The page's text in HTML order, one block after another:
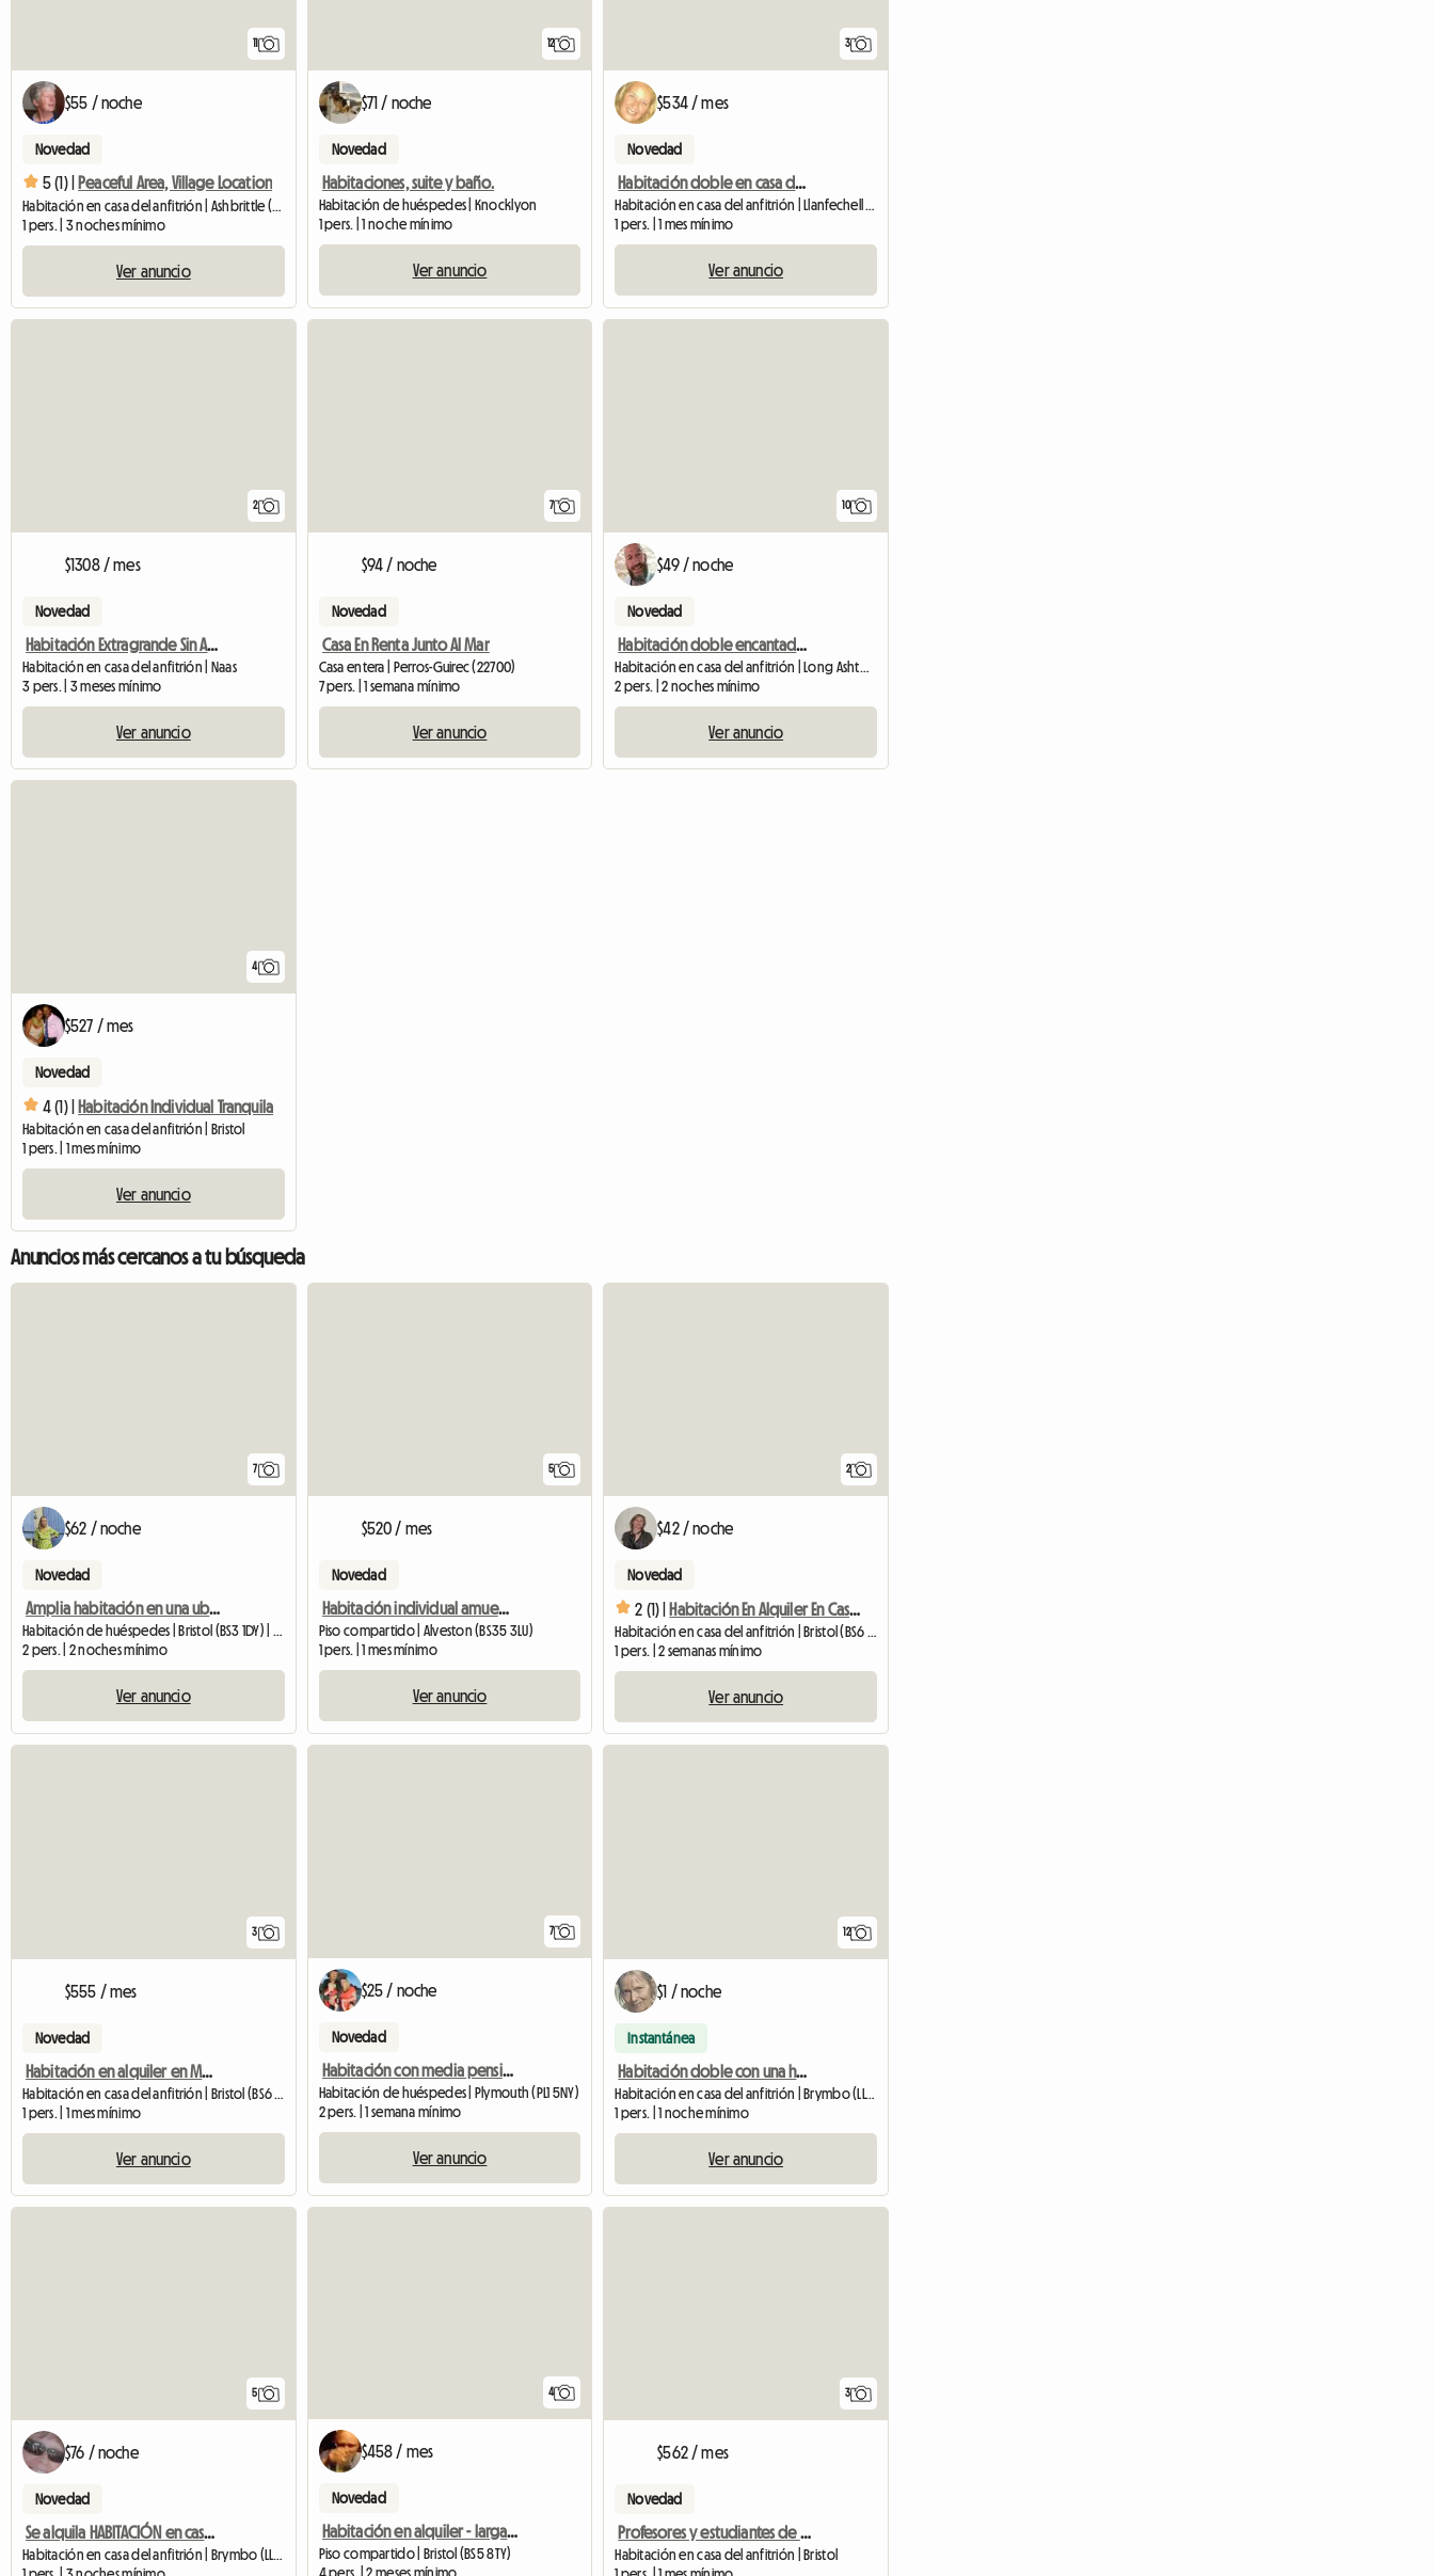
11
$55 / noche
Novedad
5 (1) | Peaceful Area, Village Location
1 pers. | 3 noches mínimo
Ver anuncio
12
$71 / noche
Novedad
Habitaciones, suite y baño.
Habitación de huéspedes | Knocklyon
1 pers. | 1 noche mínimo
Ver anuncio
3
$534 / mes
Novedad
Habitación doble en casa de campo cerca de Cemaes.
1 pers. | 1 mes mínimo
Ver anuncio
2
$1308 / mes
Novedad
Habitación Extragrande Sin Amueblar Disponible En El Centro De La Ciudad De Naas
Habitación en casa del anfitrión | Naas
3 pers. | 3 meses mínimo
Ver anuncio
7
$94 / noche
Novedad
Casa En Renta Junto Al Mar
Casa entera | Perros-Guirec (22700)
7 pers. | 1 semana mínimo
Ver anuncio
10
$49 / noche
Novedad
Habitación doble encantadora y tranquila en un pueblo cerca de Bristol
Habitación en casa del anfitrión | Long Ashton (BS41 9FE)
2 pers. | 2 noches mínimo
Ver anuncio
4
$527 / mes
Novedad
4 (1) | Habitación Individual Tranquila
Habitación en casa del anfitrión | Bristol
1 pers. | 1 mes mínimo
Ver anuncio
Anuncios más cercanos a tu búsqueda
7
$62 / noche
Novedad
Amplia habitación en una ubicación fantástica, Bristol centro
Habitación de huéspedes | Bristol (BS3 1DY) | 5 M2
2 pers. | 2 noches mínimo
Ver anuncio
5
$520 / mes
Novedad
Habitación individual amueblada. Disponible de inmediato.
Piso compartido | Alveston (BS35 3LU)
1 pers. | 1 mes mínimo
Ver anuncio
2
$42 / noche
Novedad
2 (1) | Habitación En Alquiler En Casa Compartida
Habitación en casa del anfitrión | Bristol (BS6 5NA)
1 pers. | 2 semanas mínimo
Ver anuncio
3
$555 / mes
Novedad
Habitación en alquiler en Montpelier
1 pers. | 1 mes mínimo
Ver anuncio
7
$25 / noche
Novedad
Habitación con media pensión en familia anfitriona
Habitación de huéspedes | Plymouth (PL1 5NY)
2 pers. | 1 semana mínimo
Ver anuncio
12
$1 / noche
Instantánea
Habitación doble con una hermosa vista a Wrexham
1 pers. | 1 noche mínimo
Ver anuncio
5
$76 / noche
Novedad
Se alquila HABITACIÓN en casa encantadora, RURAL PERO CERCA DE LA CARRETERA PRINCIPAL
Habitación en casa del anfitrión | Brymbo (LL14 3TJ)
4
$458 / mes
Novedad
Habitación en alquiler - larga temporada
Piso compartido | Bristol (BS5 8TY)
4 pers. | 2 meses mínimo
3
$562 / mes
Novedad
Profesores y estudiantes de posgrado son bienvenidos
Habitación en casa del anfitrión | Bristol